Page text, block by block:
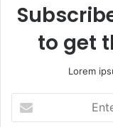
to get
Lorem
your